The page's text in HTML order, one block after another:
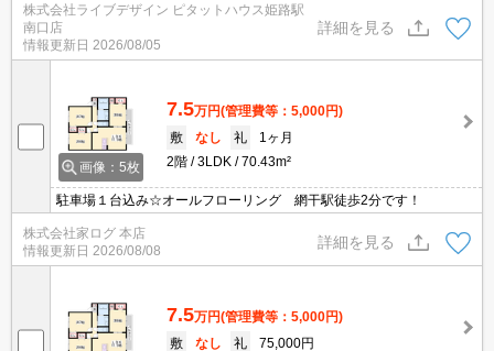
株式会社ライブデザイン ピタットハウス姫路駅
南口店
情報更新日 2026/08/05
詳細を見る
画像：5枚
7.5万円(管理費等：5,000円)
敷
なし 礼
1ヶ月
2階
3LDK 70.43m²
駐車場１台込み☆オールフローリング 網干駅徒歩2分です！
株式会社家ログ 本店
情報更新日 2026/08/08
詳細を見る
7.5万円(管理費等：5,000円)
敷
なし 礼
75,000円